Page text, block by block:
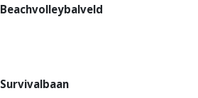
Beachvolleybalveld
Survivalbaan